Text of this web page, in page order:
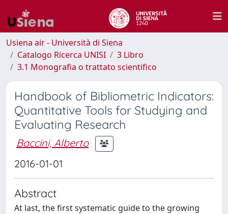
Usiena air - Università di Siena
Catalogo Ricerca UNISI
3 Libro
3.1 Monografia o trattato scientifico
Handbook of Bibliometric Indicators:
Quantitative Tools for Studying and
Evaluating Research
Baccini, Alberto
2016-01-01
Abstract
At last, the first systematic guide to the growing